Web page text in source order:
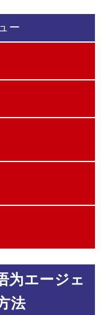
ー
为エージェ
法